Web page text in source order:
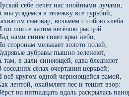
себе печёт нас знойными лучами,
мы усядемся в тележку все гурьбой,
самовар, возьмём с собою хлеба
по шоссе катим весёлою рысцой.
нами синее сияет ярко небо,
сторонам мелькает золото полей,
дубравы пышно зеленеют,
там, в дали синеющей, едва бледнеют
соседних сёлах очертания церквей;
всё кругом одной чернеющейся рамой,
лентой, окаймляет лес и тешит взор:
на пятнадцать вдаль раскрылась